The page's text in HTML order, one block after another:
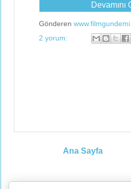
Devamını
Gönderen
2 yorum:
Ana Sayfa